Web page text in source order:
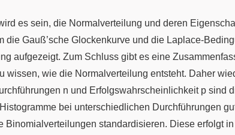
es sein, die Normalverteilung und deren
die Gauß’sche Glockenkurve und die Laplace-
aufgezeigt. Zum Schluss gibt es eine
wissen, wie die Normalverteilung entsteht. Daher
n und Erfolgswahrscheinlichkeit p sind
bei unterschiedlichen Durchführungen
Binomialverteilungen standardisieren. Diese erfolgt